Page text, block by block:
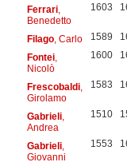
Ferrari,
Benedetto
1603
Filago, Carlo 1589
Fontei,
Nicolò
1600
Frescobaldi,
Girolamo
1583
Gabrieli,
Andrea
1510
Gabrieli,
Giovanni
1553